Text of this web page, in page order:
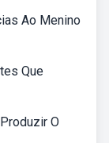
Ao Menino
Que
O